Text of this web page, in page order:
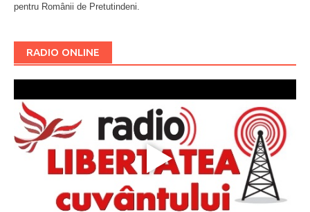
pentru Românii de Pretutindeni.
RADIO ONLINE